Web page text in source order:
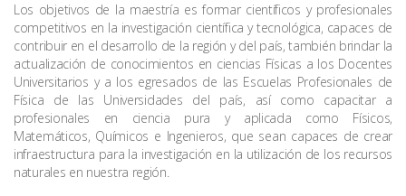
Los objetivos de la maestría es formar científicos y profesionales
competitivos en la investigación científica y tecnológica, capaces de
contribuir en el desarrollo de la región y del país, también brindar la
actualización de conocimientos en ciencias Físicas a los Docentes
Universitarios y a los egresados de las Escuelas Profesionales de
Física de las Universidades del país, así como capacitar a
profesionales en ciencia pura y aplicada como Físicos,
Matemáticos, Químicos e Ingenieros, que sean capaces de crear
infraestructura para la investigación en la utilización de los recursos
naturales en nuestra región.